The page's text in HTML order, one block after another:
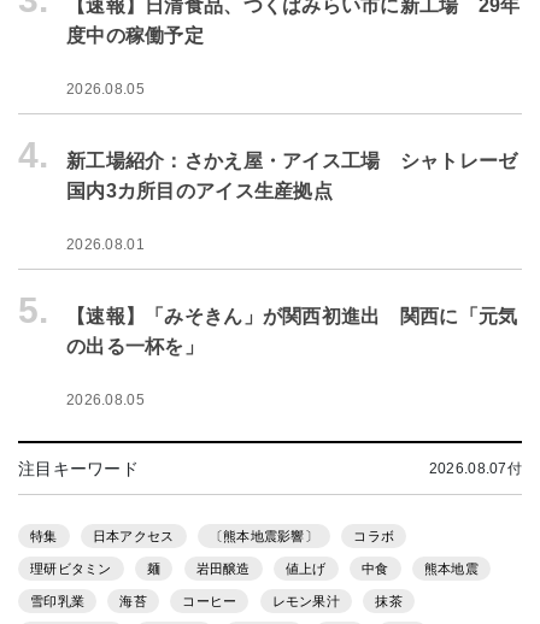
【速報】日清食品、つくばみらい市に新工場 29年
度中の稼働予定
2026.08.05
4.
新工場紹介：さかえ屋・アイス工場 シャトレーゼ
国内3カ所目のアイス生産拠点
2026.08.01
5.
【速報】「みそきん」が関西初進出 関西に「元気
の出る一杯を」
2026.08.05
注目キーワード 2026.08.07付
特集 日本アクセス 〔熊本地震影響〕 コラボ
理研ビタミン 麺 岩田醸造 値上げ 中食 熊本地震
雪印乳業 海苔 コーヒー レモン果汁 抹茶